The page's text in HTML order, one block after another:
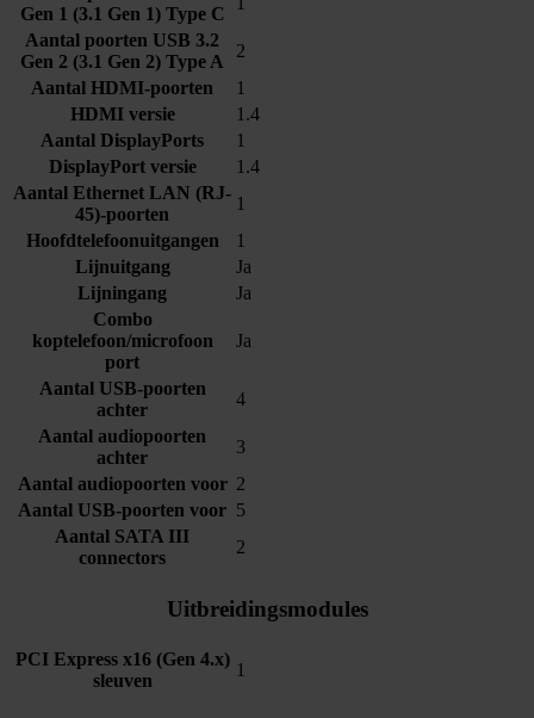
Gen 1 (3.1 Gen 1) Type C
Aantal poorten USB 3.2
Gen 2 (3.1 Gen 2) Type A
2
Aantal HDMI-poorten
1
HDMI versie
1.4
Aantal DisplayPorts
1
DisplayPort versie
1.4
Aantal Ethernet LAN (RJ-
45)-poorten
1
Hoofdtelefoonuitgangen
1
Lijnuitgang
Ja
Lijningang
Ja
Combo
koptelefoon/microfoon
port
Ja
Aantal USB-poorten
achter
4
Aantal audiopoorten
achter
3
Aantal audiopoorten voor 2
Aantal USB-poorten voor 5
Aantal SATA III
connectors
2
Uitbreidingsmodules
PCI Express x16 (Gen 4.x)
sleuven
1